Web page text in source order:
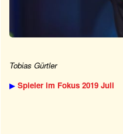
Tobias Gürtler
▶ Spieler im Fokus 2019 Juli